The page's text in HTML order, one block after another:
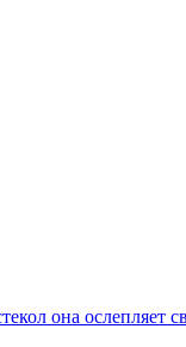
она ослепляет